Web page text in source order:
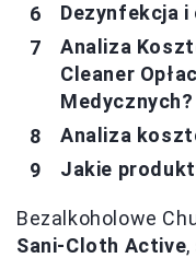
Dezynfekcja
Analiza
Cleaner
Medycznych?
Analiza
Jakie
Bezalkoholowe
Sani-Cloth Active